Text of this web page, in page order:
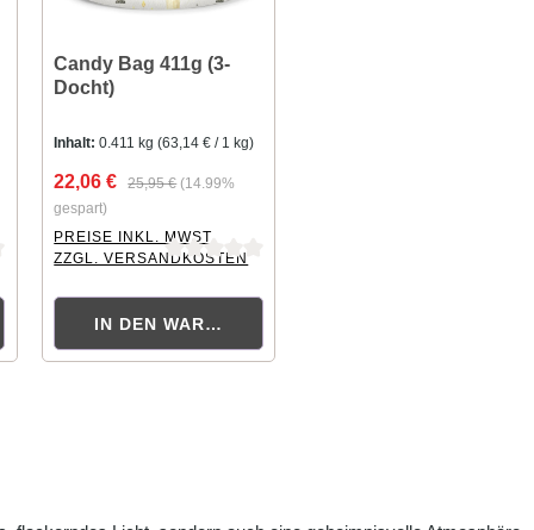
Candy Bag 411g (3-
Docht)
Inhalt:0.411 kg(63,14 € / 1 kg)
22,06 € 25,95 € (14.99%
gespart)
PREISE INKL. MWST.
ZZGL. VERSANDKOSTEN
IN DEN WARENKORB